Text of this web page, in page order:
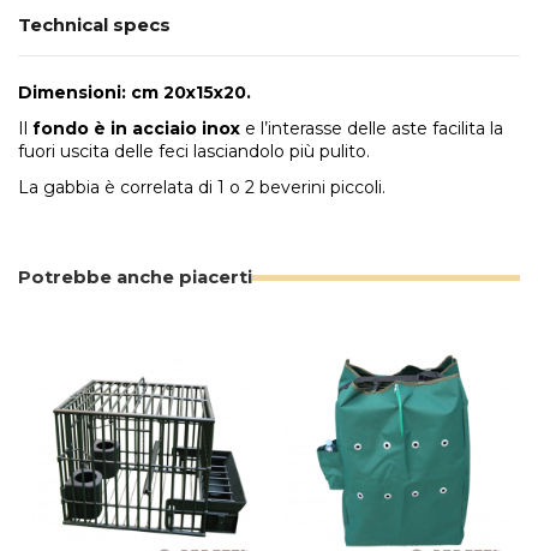
Technical specs
Dimensioni: cm 20x15x20.
Il fondo è in acciaio inox e l’interasse delle aste facilita la
fuori uscita delle feci lasciandolo più pulito.
La gabbia è correlata di 1 o 2 beverini piccoli.
Potrebbe anche piacerti